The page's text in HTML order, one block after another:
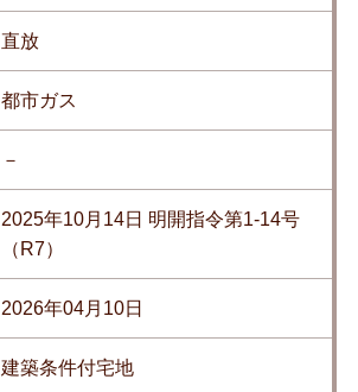
直放
都市ガス
－
2025年10月14日 明開指令第1-14号
（R7）
2026年04月10日
建築条件付宅地